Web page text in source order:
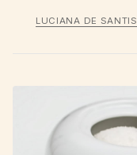
LUCIANA DE SANTIS